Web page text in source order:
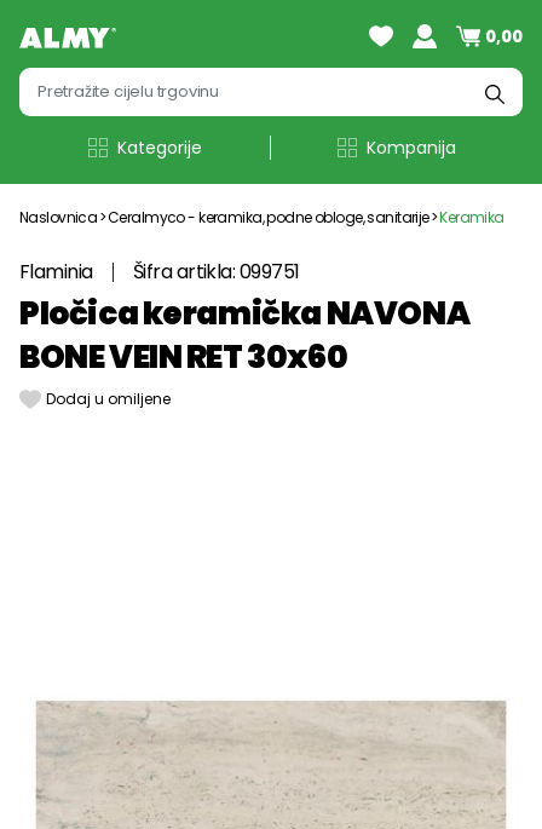
0,00
Kategorije Kompanija
Naslovnica Ceralmyco - keramika, podne obloge, sanitarije Keramika
Flaminia Šifra artikla: 099751
Pločica keramička NAVONA
BONE VEIN RET 30x60
Dodaj u omiljene